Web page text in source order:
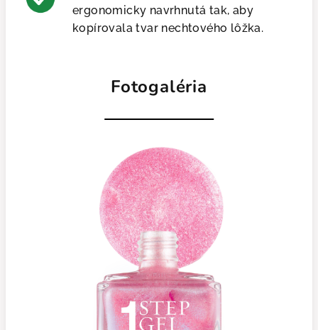
ergonomicky navrhnutá tak, aby
kopírovala tvar nechtového lôžka.
Fotogaléria